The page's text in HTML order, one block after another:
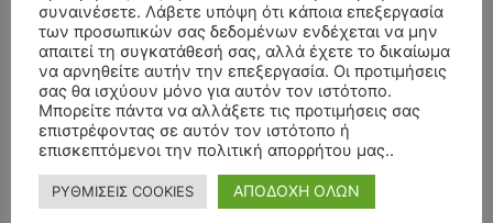
ΤΣΙΛΙΚΗΣ ΕΤΩΝ 79
ΠΑΝΑΓΙΩΤΗΣ IΩΑΚΕΙΜΙΔΗΣ επί ΚΗΔΕΙΑ – ΔΕΥΤΕΡΑ 3/8/2026 –
ΣΠΥΡΙΔΟΥΛΑ Γ. ΣΕΪΤΑΝΙΔΟΥ ΕΤΩΝ 91
Αγγελική ΘωμουεπίΚΗΔΕΙΑ – ΔΕΥΤΕΡΑ 3/8/2026 – ΔΗΜΗΤΡΙΟΣ Σ.
ΤΣΙΛΙΚΗΣ ΕΤΩΝ 79
Δημήτριος ΔάτσικαςεπίΚΗΔΕΙΑ – ΠΑΡΑΣΚΕΥΗ 31/7/2026 –
ΚΩΝΣΤΑΝΤΙΝΟΣ Ε. ΛΑΙΜΟΔΕΤΗΣ ΕΤΩΝ 27
συναινέσετε. Λάβετε υπόψη ότι κάποια επεξεργασία
των προσωπικών σας δεδομένων ενδέχεται να μην
απαιτεί τη συγκατάθεσή σας, αλλά έχετε το δικαίωμα
να αρνηθείτε αυτήν την επεξεργασία. Οι προτιμήσεις
σας θα ισχύουν μόνο για αυτόν τον ιστότοπο.
Μπορείτε πάντα να αλλάξετε τις προτιμήσεις σας
επιστρέφοντας σε αυτόν τον ιστότοπο ή
επισκεπτόμενοι την πολιτική απορρήτου μας..
ΡΥΘΜΙΣΕΙΣ COOKIES ΑΠΟΔΟΧΗ ΟΛΩΝ